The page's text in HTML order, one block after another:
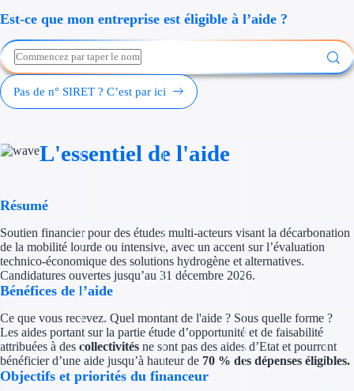
Création
Cession
Type de financements
Subventions
Concours
Investir dans
Est-ce que mon entreprise est éligible à l’aide ?
Pas de n° SIRET ? C’est par ici
L'essentiel de l'aide
Résumé
Soutien financier pour des études multi-acteurs visant la décarbonation
de la mobilité lourde ou intensive, avec un accent sur l’évaluation
technico-économique des solutions hydrogène et alternatives.
Candidatures ouvertes jusqu’au 31 décembre 2026.
Bénéfices de l’aide
Ce que vous recevez. Quel montant de l'aide ? Sous quelle forme ?
Les aides portant sur la partie étude d’opportunité et de faisabilité
attribuées à des collectivités ne sont pas des aides d’Etat et pourront
bénéficier d’une aide jusqu’à hauteur de 70 % des dépenses éligibles.
Objectifs et priorités du financeur